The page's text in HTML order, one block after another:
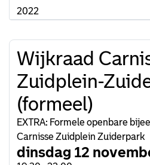
2022
Wijkraad
Zuidplein-
(formeel)
EXTRA: Formele openbare
Carnisse Zuidplein Zuiderpark
dinsdag 12